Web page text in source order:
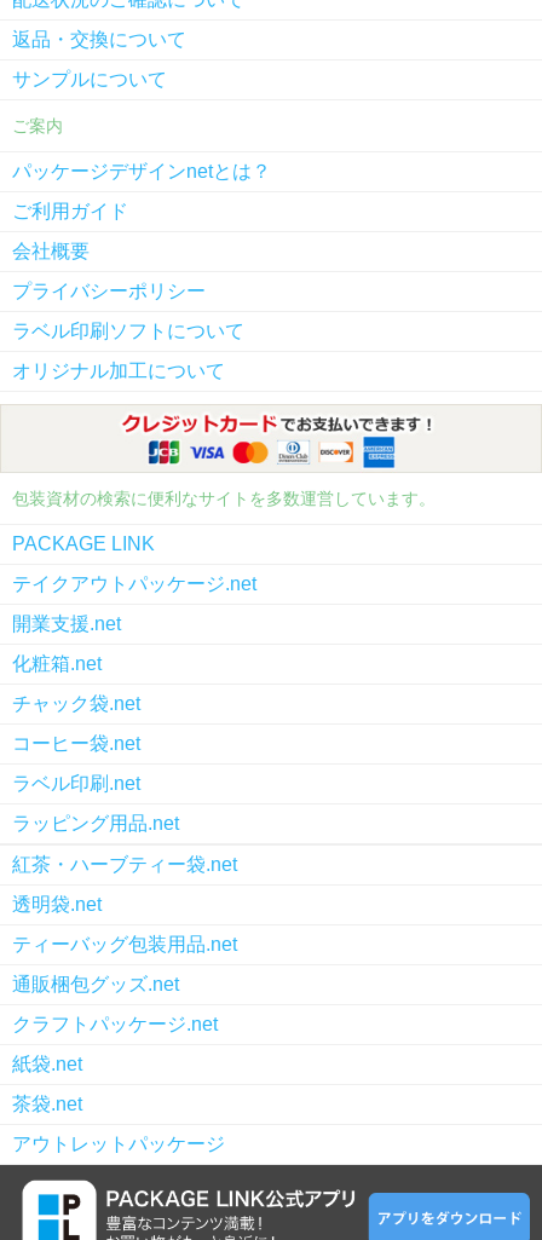
返品・交換について
サンプルについて
ご案内
パッケージデザインnetとは？
ご利用ガイド
会社概要
プライバシーポリシー
ラベル印刷ソフトについて
オリジナル加工について
包装資材の検索に便利なサイトを多数運営しています。
PACKAGE LINK
テイクアウトパッケージ.net
開業支援.net
化粧箱.net
チャック袋.net
コーヒー袋.net
ラベル印刷.net
ラッピング用品.net
紅茶・ハーブティー袋.net
透明袋.net
ティーバッグ包装用品.net
通販梱包グッズ.net
クラフトパッケージ.net
紙袋.net
茶袋.net
アウトレットパッケージ